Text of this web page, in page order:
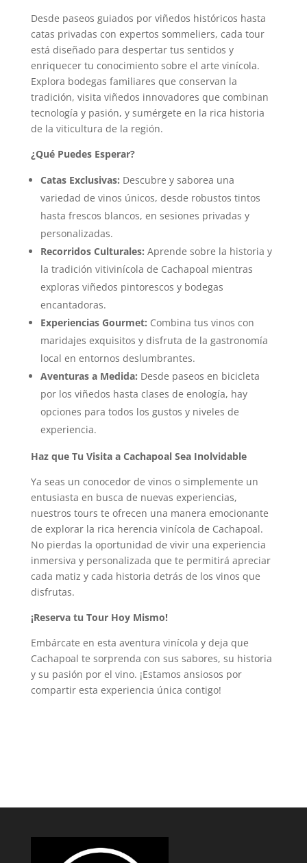
Desde paseos guiados por viñedos históricos hasta
catas privadas con expertos sommeliers, cada tour
está diseñado para despertar tus sentidos y
enriquecer tu conocimiento sobre el arte vinícola.
Explora bodegas familiares que conservan la
tradición, visita viñedos innovadores que combinan
tecnología y pasión, y sumérgete en la rica historia
de la viticultura de la región.
¿Qué Puedes Esperar?
Catas Exclusivas: Descubre y saborea una
variedad de vinos únicos, desde robustos tintos
hasta frescos blancos, en sesiones privadas y
personalizadas.
Recorridos Culturales: Aprende sobre la historia y
la tradición vitivinícola de Cachapoal mientras
exploras viñedos pintorescos y bodegas
encantadoras.
Experiencias Gourmet: Combina tus vinos con
maridajes exquisitos y disfruta de la gastronomía
local en entornos deslumbrantes.
Aventuras a Medida: Desde paseos en bicicleta
por los viñedos hasta clases de enología, hay
opciones para todos los gustos y niveles de
experiencia.
Haz que Tu Visita a Cachapoal Sea Inolvidable
Ya seas un conocedor de vinos o simplemente un
entusiasta en busca de nuevas experiencias,
nuestros tours te ofrecen una manera emocionante
de explorar la rica herencia vinícola de Cachapoal.
No pierdas la oportunidad de vivir una experiencia
inmersiva y personalizada que te permitirá apreciar
cada matiz y cada historia detrás de los vinos que
disfrutas.
¡Reserva tu Tour Hoy Mismo!
Embárcate en esta aventura vinícola y deja que
Cachapoal te sorprenda con sus sabores, su historia
y su pasión por el vino. ¡Estamos ansiosos por
compartir esta experiencia única contigo!